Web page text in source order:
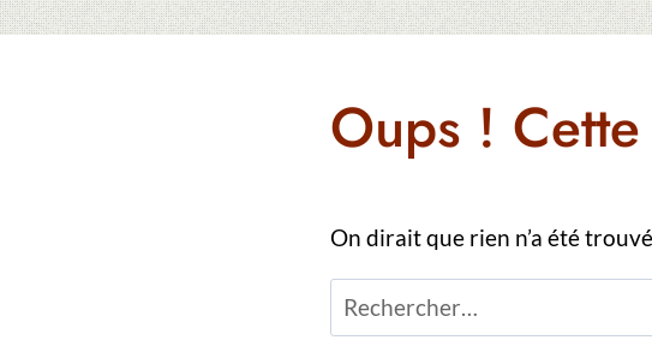
Oups !
On dirait que rien n’a été
Rechercher :